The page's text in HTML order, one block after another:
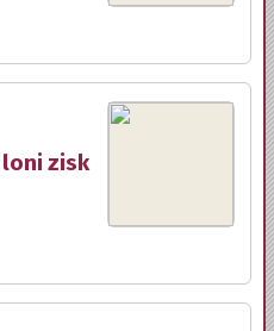
loni zisk